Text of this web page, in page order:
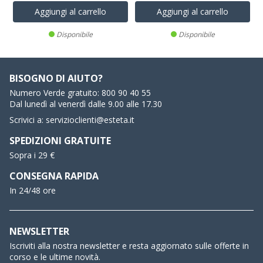
Aggiungi al carrello
Disponibile
Aggiungi al carrello
Disponibile
BISOGNO DI AIUTO?
Numero Verde gratuito: 800 90 40 55
Dal lunedì al venerdì dalle 9.00 alle 17.30
Scrivici a: servizioclienti@esteta.it
SPEDIZIONI GRATUITE
Sopra i 29 €
CONSEGNA RAPIDA
In 24/48 ore
NEWSLETTER
Iscriviti alla nostra newsletter e resta aggiornato sulle offerte in
corso e le ultime novità.